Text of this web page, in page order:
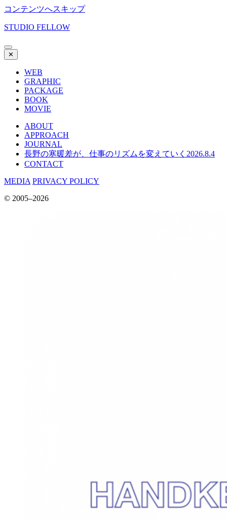
コンテンツへスキップ
STUDIO FELLOW
✕
WEB
GRAPHIC
PACKAGE
BOOK
MOVIE
ABOUT
APPROACH
JOURNAL
長野の寒暖差が、仕事のリズムを変えていく 2026.8.4
CONTACT
MEDIA PRIVACY POLICY
© 2005–2026